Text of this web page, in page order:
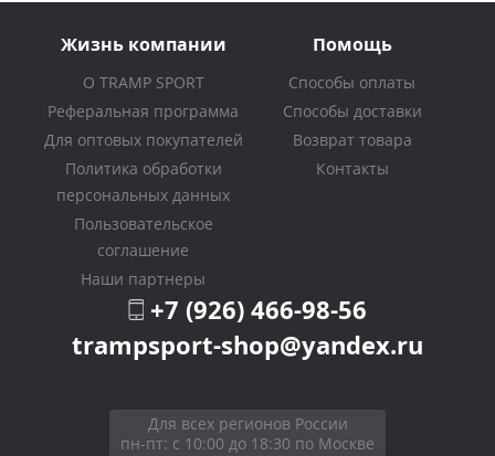
Жизнь компании
О TRAMP SPORT
Реферальная программа
Для оптовых покупателей
Политика обработки
персональных данных
Пользовательское
соглашение
Наши партнеры
Помощь
Способы оплаты
Способы доставки
Возврат товара
Контакты
+7 (926) 466-98-56
trampsport-shop@yandex.ru
Для всех регионов России
пн-пт: с 10:00 до 18:30 по Москве